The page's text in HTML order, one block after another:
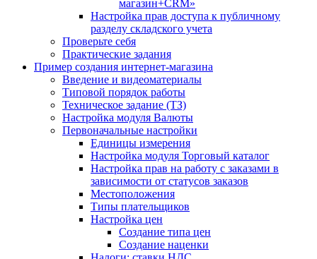
магазин+CRM»
Настройка прав доступа к публичному
разделу складского учета
Проверьте себя
Практические задания
Пример создания интернет-магазина
Введение и видеоматериалы
Типовой порядок работы
Техническое задание (ТЗ)
Настройка модуля Валюты
Первоначальные настройки
Единицы измерения
Настройка модуля Торговый каталог
Настройка прав на работу с заказами в
зависимости от статусов заказов
Местоположения
Типы плательщиков
Настройка цен
Создание типа цен
Создание наценки